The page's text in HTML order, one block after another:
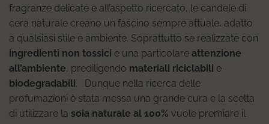
fragranze delicate e all’aspetto ricercato, le candele di
cera naturale creano un fascino sempre attuale, adatto
a qualsiasi stile e ambiente. Soprattutto se realizzate con
ingredienti non tossici e una particolare attenzione
all’ambiente, prediligendo materiali riciclabili e
biodegradabili. Dunque nella ricerca delle
profumazioni è stata messa una grande cura e la scelta
di utilizzare la soia naturale al 100% vuole premiare il